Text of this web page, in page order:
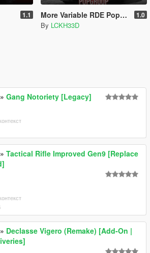
1.1 More Variable RDE Popgroups 1.0
By LCKH33D
» Gang Notoriety [Legacy]
» Tactical Rifle Improved Gen9 [Replace
» Declasse Vigero (Remake) [Add-On |